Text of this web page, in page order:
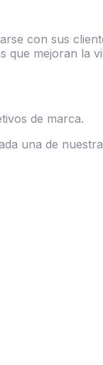
con sus
mejoran la
de marca.
una de